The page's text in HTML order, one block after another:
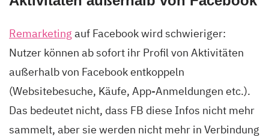
Remarketing auf Facebook wird schwieriger:
Nutzer können ab sofort ihr Profil von Aktivitäten
außerhalb von Facebook entkoppeln
(Websitebesuche, Käufe, App-Anmeldungen etc.).
Das bedeutet nicht, dass FB diese Infos nicht mehr
sammelt, aber sie werden nicht mehr in Verbindung